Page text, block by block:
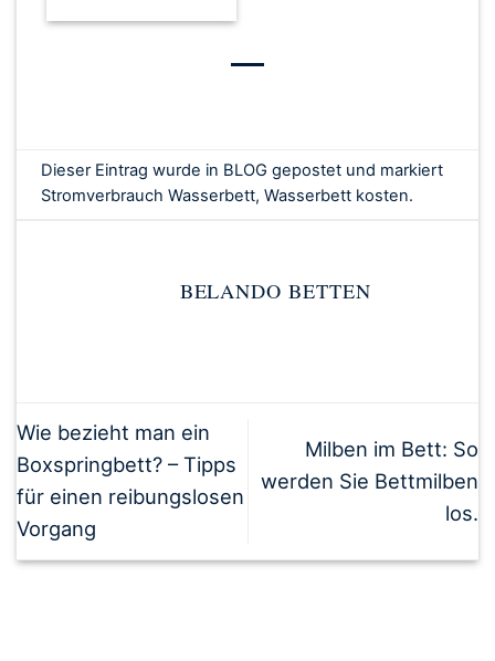
Dieser Eintrag wurde in BLOG gepostet und markiert
Stromverbrauch Wasserbett,Wasserbett kosten.
BELANDO BETTEN
Wie bezieht man ein
Boxspringbett? – Tipps
für einen reibungslosen
Vorgang
Milben im Bett: So
werden Sie Bettmilben
los.